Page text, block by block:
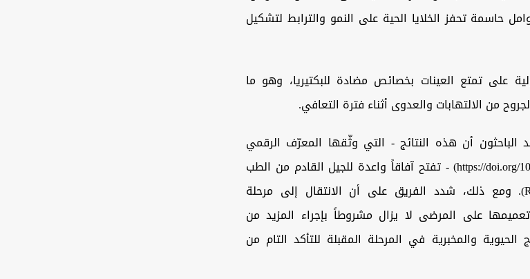
حاسمة تحفز الخلايا الحية على النمو والترابط لتشكيل
على تمتع العينات بخصائص مضادة للبكتيريا، وهو ما
من الالتهابات والعدوى أثناء فترة التعافي.
الباحثون أن هذه النتائج - التي وثّقها المعرّف الرقمي
الدولي للدراسة (https://doi.org/10.1111/aor.70087) - تفتح آفاقاً واعدة للجيل القادم من الطب
التجديدي (Regenerative medicine). ومع ذلك، شدد الفريق على أن الانتقال إلى مرحلة
على المرضى لا يزال مشروطاً بإجراء المزيد من
الحيوية والمخبرية في المرحلة المقبلة للتأكد التام من